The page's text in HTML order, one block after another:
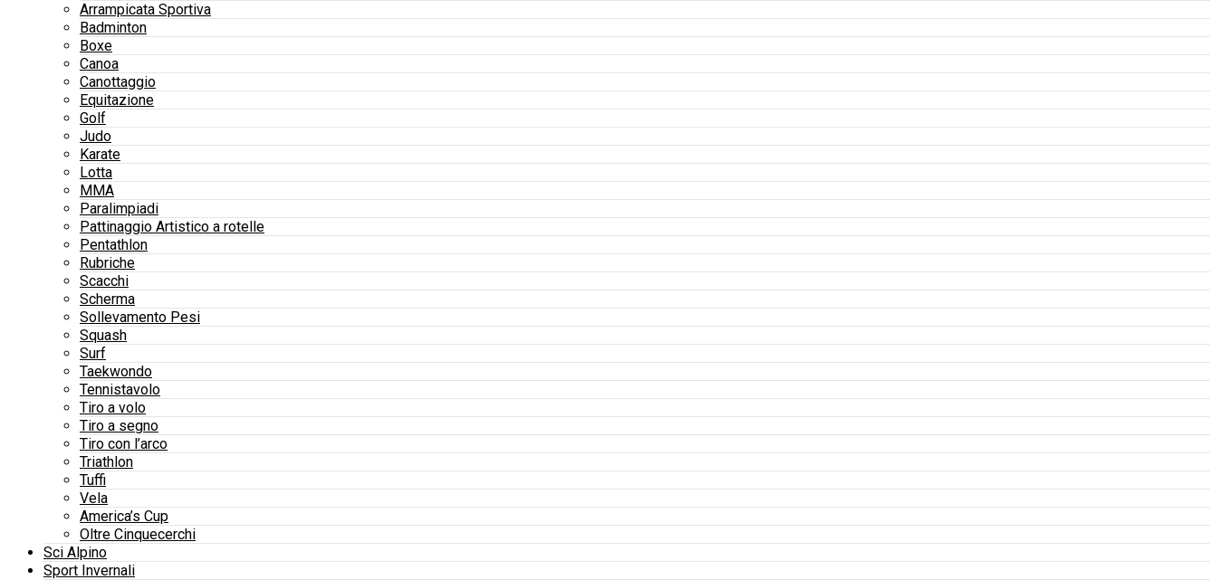
Arrampicata Sportiva
Badminton
Boxe
Canoa
Canottaggio
Equitazione
Golf
Judo
Karate
Lotta
MMA
Paralimpiadi
Pattinaggio Artistico a rotelle
Pentathlon
Rubriche
Scacchi
Scherma
Sollevamento Pesi
Squash
Surf
Taekwondo
Tennistavolo
Tiro a volo
Tiro a segno
Tiro con l’arco
Triathlon
Tuffi
Vela
America’s Cup
Oltre Cinquecerchi
Sci Alpino
Sport Invernali